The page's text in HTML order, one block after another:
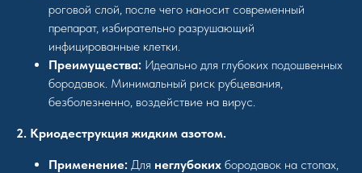
роговой слой, после чего наносит современный
препарат, избирательно разрушающий
инфицированные клетки.
Преимущества: Идеально для глубоких подошвенных
бородавок. Минимальный риск рубцевания,
безболезненно, воздействие на вирус.
2. Криодеструкция жидким азотом.
Применение: Для неглубоких бородавок на стопах,